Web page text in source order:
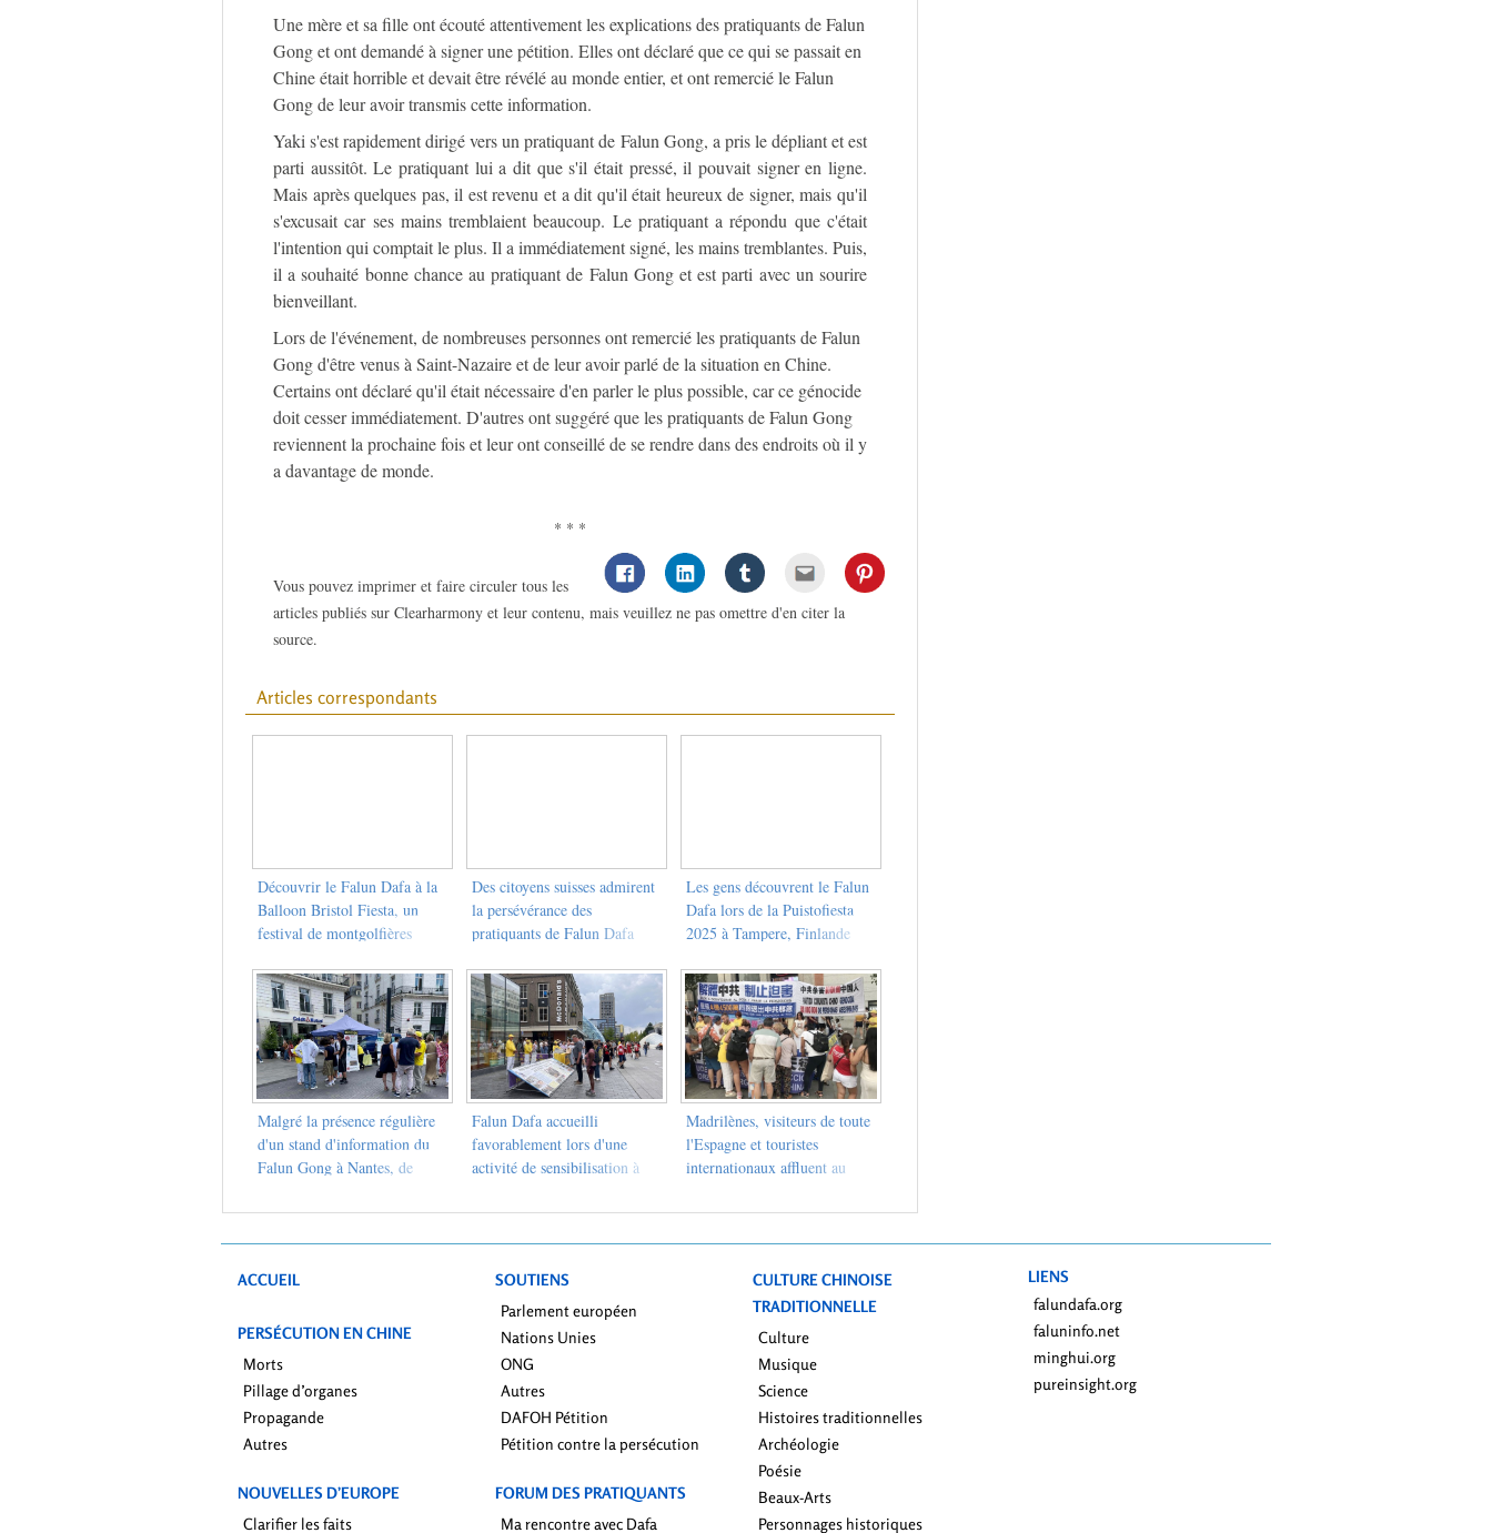
Une mère et sa fille ont écouté attentivement les explications des pratiquants de Falun
Gong et ont demandé à signer une pétition. Elles ont déclaré que ce qui se passait en
Chine était horrible et devait être révélé au monde entier, et ont remercié le Falun
Gong de leur avoir transmis cette information.
Yaki s'est rapidement dirigé vers un pratiquant de Falun Gong, a pris le dépliant et est
parti aussitôt. Le pratiquant lui a dit que s'il était pressé, il pouvait signer en ligne.
Mais après quelques pas, il est revenu et a dit qu'il était heureux de signer, mais qu'il
s'excusait car ses mains tremblaient beaucoup. Le pratiquant a répondu que c'était
l'intention qui comptait le plus. Il a immédiatement signé, les mains tremblantes. Puis,
il a souhaité bonne chance au pratiquant de Falun Gong et est parti avec un sourire
bienveillant.
Lors de l'événement, de nombreuses personnes ont remercié les pratiquants de Falun
Gong d'être venus à Saint-Nazaire et de leur avoir parlé de la situation en Chine.
Certains ont déclaré qu'il était nécessaire d'en parler le plus possible, car ce génocide
doit cesser immédiatement. D'autres ont suggéré que les pratiquants de Falun Gong
reviennent la prochaine fois et leur ont conseillé de se rendre dans des endroits où il y
a davantage de monde.
* * *
Vous pouvez imprimer et faire circuler tous les
articles publiés sur Clearharmony et leur contenu, mais veuillez ne pas omettre d'en citer la
source.
Articles correspondants
Découvrir le Falun Dafa à la
Balloon Bristol Fiesta, un
festival de montgolfières
Des citoyens suisses admirent
la persévérance des
pratiquants de Falun Dafa
Les gens découvrent le Falun
Dafa lors de la Puistofiesta
2025 à Tampere, Finlande
Malgré la présence régulière
d'un stand d'information du
Falun Gong à Nantes, de
continuent à venir et à
Falun Dafa accueilli
favorablement lors d'une
activité de sensibilisation à
Madrilènes, visiteurs de toute
l'Espagne et touristes
internationaux affluent au
pratiquants
ACCUEIL
PERSÉCUTION EN CHINE
Morts
Pillage d’organes
Propagande
Autres
NOUVELLES D’EUROPE
Clarifier les faits
SOUTIENS
Parlement européen
Nations Unies
ONG
Autres
DAFOH Pétition
Pétition contre la persécution
FORUM DES PRATIQUANTS
Ma rencontre avec Dafa
CULTURE CHINOISE
TRADITIONNELLE
Culture
Musique
Science
Histoires traditionnelles
Archéologie
Poésie
Beaux-Arts
Personnages historiques
LIENS
falundafa.org
faluninfo.net
minghui.org
pureinsight.org